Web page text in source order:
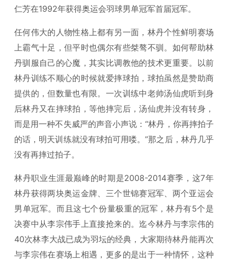
仁芳在1992年获得奥运会羽球男单冠军首届冠军。
任何伟大的人物性格上都有另一面，林丹个性鲜明赛场
上霸气十足，但平时也偶尔有些桀骜不驯。如何帮助林
丹驯服自己的心魔，其实比调教他的技术更重要。以前
林丹训练不顺心的时候就爱摔球拍，球拍虽然是赞助商
提供的，但数量也有限。一次训练中老帅汤仙虎听到身
后林丹又在摔球拍，等他摔完后，汤仙虎并没有转身，
而是用一种不失威严的声音小声说：“林丹，你再摔拍子
的话，明天训练就没有球拍可用喽。”那之后，林丹几乎
没有再摔过拍子。
林丹职业生涯最巅峰的时期是2008-2014赛季，这7年
林丹获得两块奥运金牌、三个世锦赛冠军、两个亚运会
男单冠军。而且这七个份量极重的冠军，林丹有5个是
决赛中从李宗伟手上直接抢来的。迄今林丹与李宗伟的
40次林李大战已成为羽坛的经典，大家期待林丹能再次
与李宗伟在赛场上相遇，更多的是出于一种情怀，这种